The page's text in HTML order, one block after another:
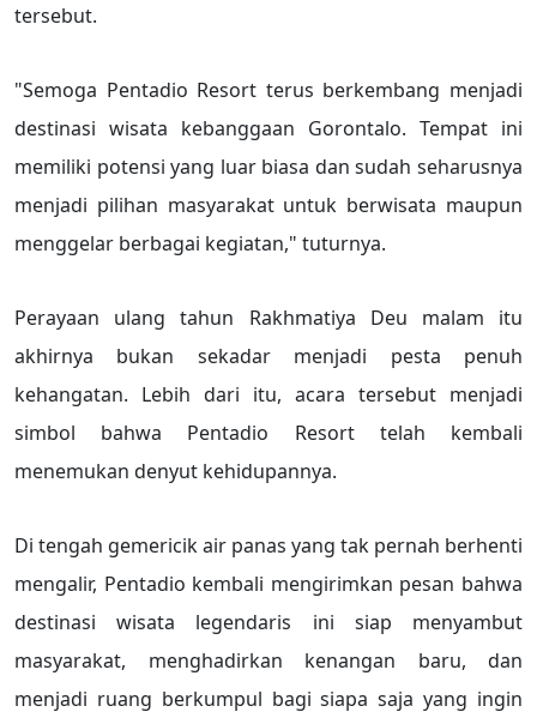
tersebut.
"Semoga Pentadio Resort terus berkembang menjadi
destinasi wisata kebanggaan Gorontalo. Tempat ini
memiliki potensi yang luar biasa dan sudah seharusnya
menjadi pilihan masyarakat untuk berwisata maupun
menggelar berbagai kegiatan," tuturnya.
Perayaan ulang tahun Rakhmatiya Deu malam itu
akhirnya bukan sekadar menjadi pesta penuh
kehangatan. Lebih dari itu, acara tersebut menjadi
simbol bahwa Pentadio Resort telah kembali
menemukan denyut kehidupannya.
Di tengah gemericik air panas yang tak pernah berhenti
mengalir, Pentadio kembali mengirimkan pesan bahwa
destinasi wisata legendaris ini siap menyambut
masyarakat, menghadirkan kenangan baru, dan
menjadi ruang berkumpul bagi siapa saja yang ingin